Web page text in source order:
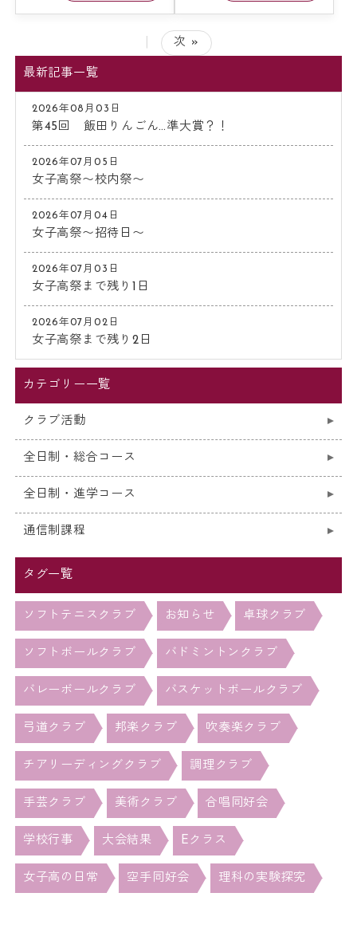
次 »
最新記事一覧
2026年08月03日
第45回 飯田りんごん…準大賞？！
2026年07月05日
女子高祭〜校内祭〜
2026年07月04日
女子高祭〜招待日〜
2026年07月03日
女子高祭まで残り1日
2026年07月02日
女子高祭まで残り2日
カテゴリー一覧
クラブ活動
全日制・総合コース
全日制・進学コース
通信制課程
タグ一覧
ソフトテニスクラブ お知らせ 卓球クラブ
ソフトボールクラブ バドミントンクラブ
バレーボールクラブ バスケットボールクラブ
弓道クラブ 邦楽クラブ 吹奏楽クラブ
チアリーディングクラブ 調理クラブ
手芸クラブ 美術クラブ 合唱同好会
学校行事 大会結果 Eクラス
女子高の日常 空手同好会 理科の実験探究